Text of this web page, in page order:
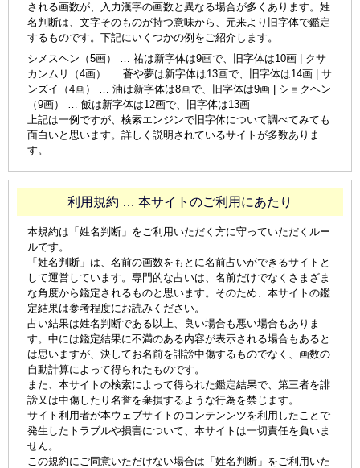
される画数が、入力漢字の画数と異なる場合が多くあります。姓
名判断は、文字そのものが持つ意味から、元来より旧字体で鑑定
するものです。下記にいくつかの例をご紹介します。
シメスヘン（5画） … 祐は新字体は9画で、旧字体は10画 | クサ
カンムリ（4画） … 蒼や夢は新字体は13画で、旧字体は14画 | サ
ンズイ（4画） … 油は新字体は8画で、旧字体は9画 | ショクヘン
（9画） … 飯は新字体は12画で、旧字体は13画
上記は一例ですが、検索エンジンで旧字体について調べてみても
面白いと思います。詳しく説明されているサイトが多数ありま
す。
利用規約 … 本サイトのご利用にあたり
本規約は「姓名判断」をご利用いただく方に守っていただくルー
ルです。
「姓名判断」は、名前の画数をもとに名前占いができるサイトと
して運営しています。専門的な占いは、名前だけでなくさまざま
な角度から鑑定されるものと思います。そのため、本サイトの鑑
定結果は参考程度にお読みください。
占い結果は姓名判断である以上、良い場合も悪い場合もありま
す。中には鑑定結果に不満のある内容が表示される場合もあると
は思いますが、決してお名前を誹謗中傷するものでなく、画数の
自動計算によって得られたものです。
また、本サイトの検索によって得られた鑑定結果で、第三者を誹
謗又は中傷したり名誉を棄損するような行為を禁じます。
サイト利用者が本ウェブサイトのコンテンンツを利用したことで
発生したトラブルや損害について、本サイトは一切責任を負いま
せん。
この規約にご同意いただけない場合は「姓名判断」をご利用いた